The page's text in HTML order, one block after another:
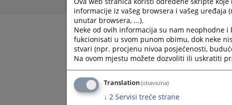
informacije iz vašeg browsera i vašeg uređaja
unutar browsera, ...).
Neke od ovih informacija su nam neophodne
fukcionisati u svom punom obimu, dok neke
stvari (npr. procjenu nivoa posjećenosti,
Na ovom mjestu možete dozvoliti ili uskratiti
Translation(obavezna)
↓ 2 Servisi treće strane